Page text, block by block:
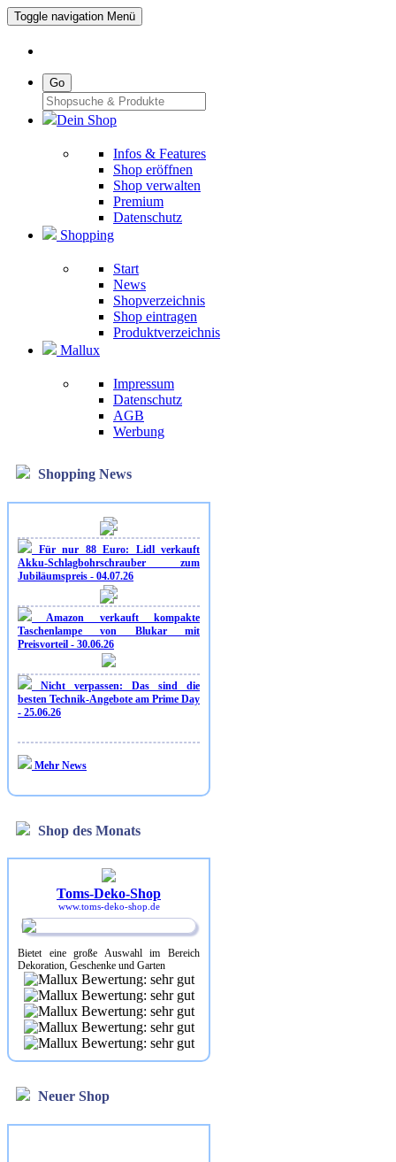
Toggle navigation Menü
Go
Dein Shop
Infos & Features
Shop eröffnen
Shop verwalten
Premium
Datenschutz
Shopping
Start
News
Shopverzeichnis
Shop eintragen
Produktverzeichnis
Mallux
Impressum
Datenschutz
AGB
Werbung
Shopping News
Für nur 88 Euro: Lidl verkauft
Akku-Schlagbohrschrauber zum
Jubiläumspreis - 04.07.26
Amazon verkauft kompakte
Taschenlampe von Blukar mit
Preisvorteil - 30.06.26
Nicht verpassen: Das sind die
besten Technik-Angebote am Prime Day
- 25.06.26
Mehr News
Shop des Monats
Toms-Deko-Shop
www.toms-deko-shop.de
Bietet eine große Auswahl im Bereich
Dekoration, Geschenke und Garten
Neuer Shop